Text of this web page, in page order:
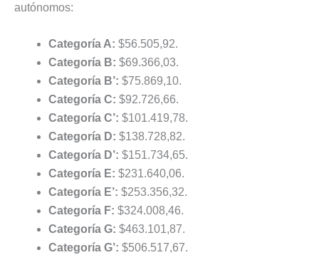
autónomos:
Categoría A: $56.505,92.
Categoría B: $69.366,03.
Categoría B’: $75.869,10.
Categoría C: $92.726,66.
Categoría C’: $101.419,78.
Categoría D: $138.728,82.
Categoría D’: $151.734,65.
Categoría E: $231.640,06.
Categoría E’: $253.356,32.
Categoría F: $324.008,46.
Categoría G: $463.101,87.
Categoría G’: $506.517,67.